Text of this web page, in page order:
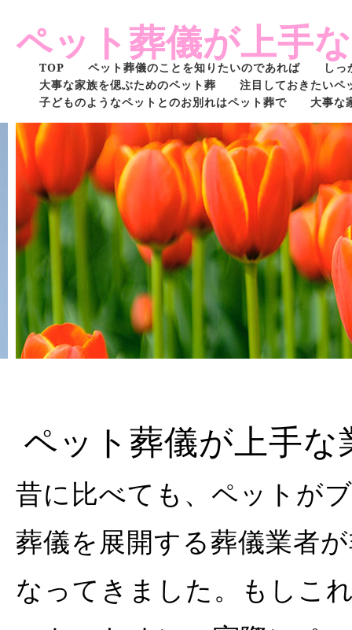
ペット葬儀が上手
TOP ペット葬儀のことを知りたいのであれば
し
大事な家族を偲ぶためのペット葬
注目しておきたいペ
子どものようなペットとのお別れはペット葬で
大事な
ペット葬儀が上手
昔に比べても、ペットが
葬儀を展開する葬儀業者
なってきました。もしこ